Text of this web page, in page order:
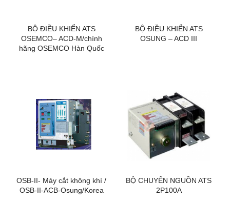
BỘ ĐIỀU KHIỂN ATS
OSEMCO– ACD-M/chính
hãng OSEMCO Hàn Quốc
BỘ ĐIỀU KHIỂN ATS
OSUNG – ACD III
OSB-II- Máy cắt không khí /
OSB-II-ACB-Osung/Korea
BỘ CHUYỂN NGUỒN ATS
2P100A